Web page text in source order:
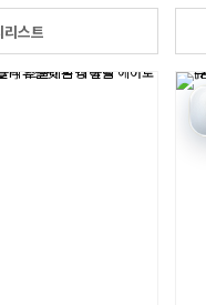
리스트